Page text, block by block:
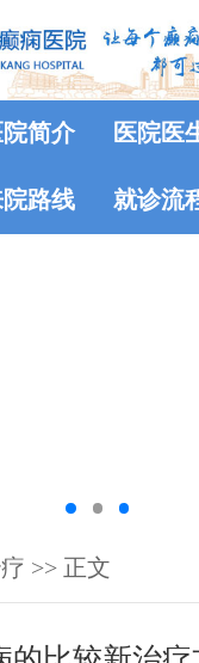
院简介 医院医
路线 就诊流
>> 正文